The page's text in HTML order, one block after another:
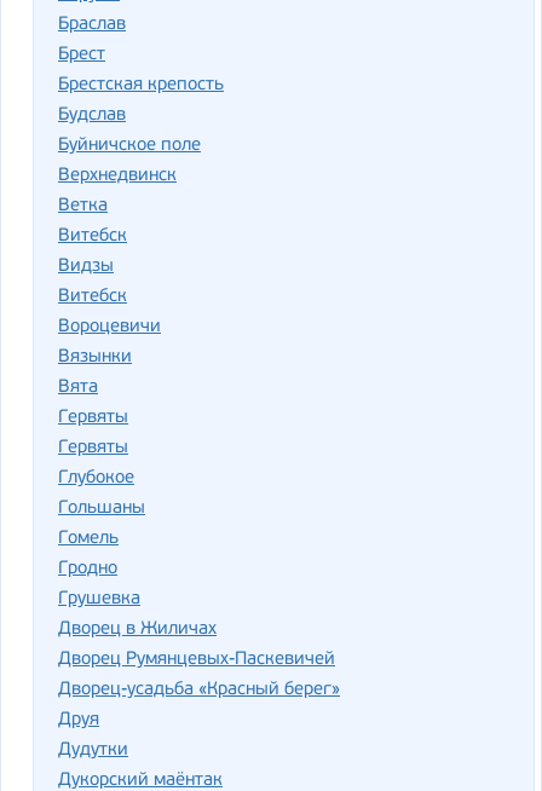
Браслав
Брест
Брестская крепость
Будслав
Буйничское поле
Верхнедвинск
Ветка
Ви­тебск
Видзы
Витебск
Вороцевичи
Вязынки
Вята
Гер­вя­ты
Гервяты
Глубокое
Гольшаны
Гомель
Гродно
Грушевка
Дворец в Жиличах
Дворец Румянцевых-Паскевичей
Дворец-усадьба «Красный берег»
Друя
Дудутки
Дукорский маёнтак